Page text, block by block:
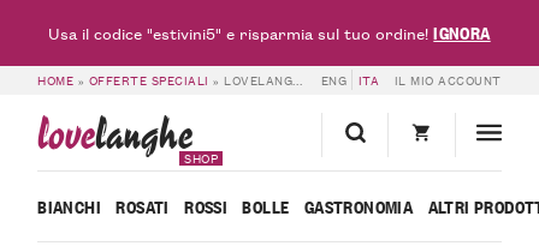
HOME » OFFERTE SPECIALI » LOVELANGHE_LOVE_WINE ENG ITA IL MIO ACCOUNT
lovelanghe
SHOP
BIANCHI ROSATI ROSSI BOLLE GASTRONOMIA ALTRI
Usa il codice "estivini5" e risparmia sul tuo ordine!IGNORA